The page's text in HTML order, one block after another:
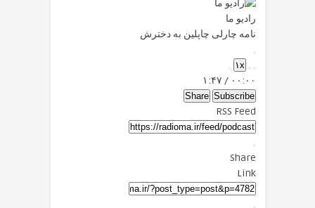
رادیو ما
نامه چارلی چاپلین به دخترش
Play
Episode
Mute/Unmute
Episode
Rewind
10
Seconds
۱x
Forward
30
seconds
۰۰:۰۰ / ۱:۴۷
Subscribe
Share
RSS Feed
Share
Link